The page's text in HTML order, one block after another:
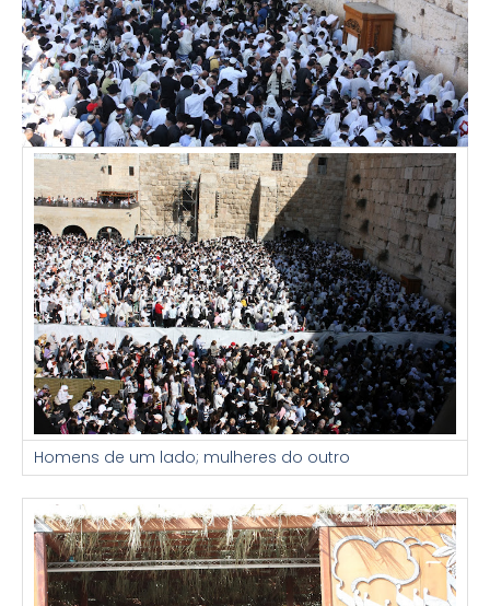
Homens de um lado; mulheres do outro